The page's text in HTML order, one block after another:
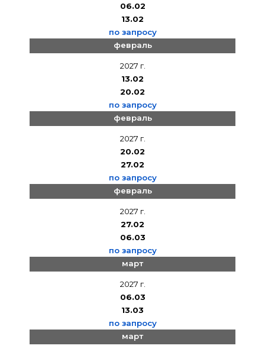
06.02
13.02
по запросу
февраль
2027 г.
13.02
20.02
по запросу
февраль
2027 г.
20.02
27.02
по запросу
февраль
2027 г.
27.02
06.03
по запросу
март
2027 г.
06.03
13.03
по запросу
март